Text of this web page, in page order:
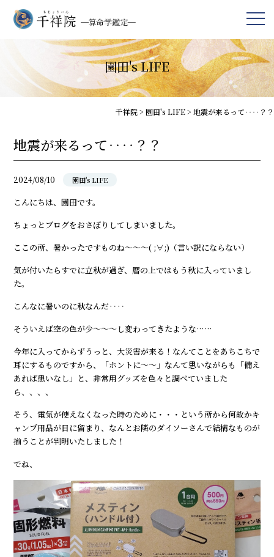
園田's LIFE
千祥院> 園田's LIFE> 地震が来るって‥‥？？
地震が来るって‥‥？？
2024/08/10 園田's LIFE
こんにちは、園田です。
ちょっとブログをおさぼりしてしまいました。
ここの所、暑かったですものね～～～( ;∀;)（言い訳にならない）
気が付いたらすでに立秋が過ぎ、暦の上ではもう秋に入っていまし
た。
こんなに暑いのに秋なんだ‥‥
そういえば空の色が少～～～し変わってきたような……
今年に入ってからずうっと、大災害が来る！なんてことをあちこちで
耳にするものですから、「ホントに～～⁇」なんて思いながらも「備え
あれば患いなし」と、非常用グッズを色々と調べていました
ら、、、、
そう、電気が使えなくなった時のために・・・という所から何故かキ
ャンプ用品が目に留まり、なんとお隣のダイソーさんで結構なものが
揃うことが判明いたしました！
でね、